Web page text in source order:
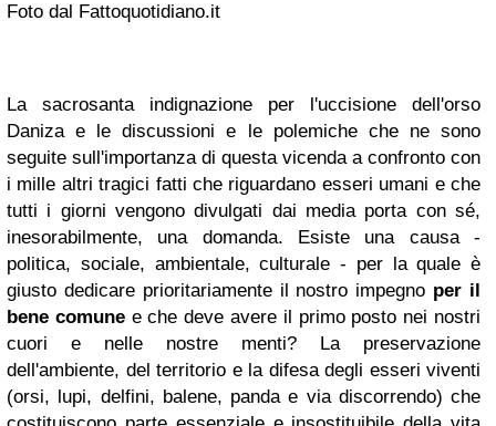
Foto dal Fattoquotidiano.it
La sacrosanta indignazione per l'uccisione dell'orso
Daniza e le discussioni e le polemiche che ne sono
seguite sull'importanza di questa vicenda a confronto con
i mille altri tragici fatti che riguardano esseri umani e che
tutti i giorni vengono divulgati dai media porta con sé,
inesorabilmente, una domanda. Esiste una causa -
politica, sociale, ambientale, culturale - per la quale è
giusto dedicare prioritariamente il nostro impegno per il
bene comunee che deve avere il primo posto nei nostri
cuori e nelle nostre menti? La preservazione
dell'ambiente, del territorio e la difesa degli esseri viventi
(orsi, lupi, delfini, balene, panda e via discorrendo) che